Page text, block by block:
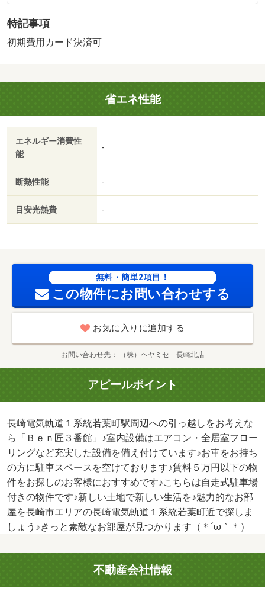
☆・賃貸保証等：加入要（オリコフォレントインシュア
初回保証料：総額賃料の５０％ ・月額保証料：月額総賃
納たくさん♪駐車場確保可♪単身様におすすめな１ＤＫ物件
♪・仲介手数料：１．１ヶ月/室内清掃費用 38500円
特記事項
初期費用カード決済可
省エネ性能
エネルギー消費性
能
-
断熱性能 -
目安光熱費 -
無料・簡単2項目！
この物件にお問い合わせする
お気に入りに追加する
お問い合わせ先 （株）ヘヤミセ 長崎北店
アピールポイント
長崎電気軌道１系統若葉町駅周辺への引っ越しをお考えな
ら「Ｂｅｎ匠３番館」♪室内設備はエアコン・全居室フロー
リングなど充実した設備を備え付けています♪お車をお持ち
の方に駐車スペースを空けております♪賃料５万円以下の物
件をお探しのお客様におすすめです♪こちらは自走式駐車場
付きの物件です♪新しい土地で新しい生活を♪魅力的なお部
屋を長崎市エリアの長崎電気軌道１系統若葉町近で探しま
しょう♪きっと素敵なお部屋が見つかります（＊´ω｀＊）
不動産会社情報